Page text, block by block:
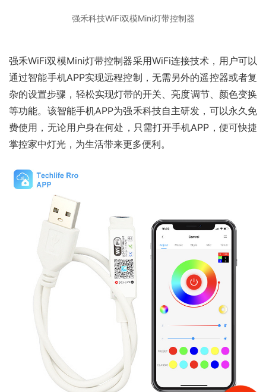
强禾科技WiFi双模Mini灯带控制器
强禾WiFi双模Mini灯带控制器采用WiFi连接技术，用户可以
通过智能手机APP实现远程控制，无需另外的遥控器或者复
杂的设置步骤，轻松实现灯带的开关、亮度调节、颜色变换
等功能。该智能手机APP为强禾科技自主研发，可以永久免
费使用，无论用户身在何处，只需打开手机APP，便可快捷
掌控家中灯光，为生活带来更多便利。